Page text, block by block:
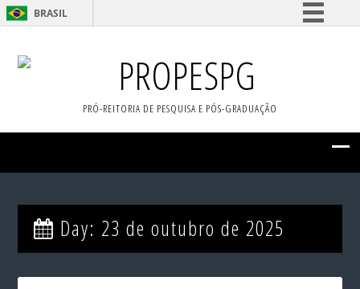
BRASIL
Comunica BR
Participe
Acesso à informação
PROPESPG
PRÓ-REITORIA DE PESQUISA E PÓS-GRADUAÇÃO
Day: 23 de outubro de 2025